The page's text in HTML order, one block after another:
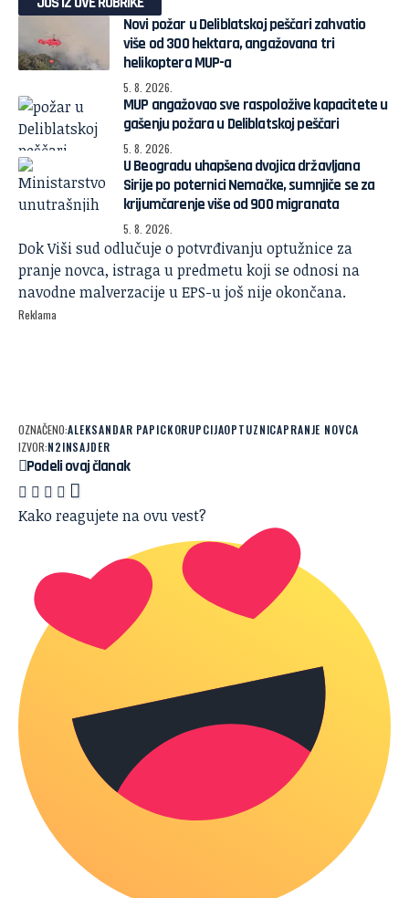
Novi požar u Deliblatskoj peščari zahvatio
više od 300 hektara, angažovana tri
helikoptera MUP-a
5. 8. 2026.
MUP angažovao sve raspoložive kapacitete u
gašenju požara u Deliblatskoj peščari
5. 8. 2026.
U Beogradu uhapšena dvojica državljana
Sirije po poternici Nemačke, sumnjiče se za
krijumčarenje više od 900 migranata
5. 8. 2026.
Dok Viši sud odlučuje o potvrđivanju optužnice za
pranje novca, istraga u predmetu koji se odnosi na
navodne malverzacije uEPS-u još nije okončana.
Reklama
OZNAČENO:ALEKSANDAR PAPICKORUPCIJAOPTUZNICAPRANJE NOVCA
IZVOR:N2INSAJDER
Podeli ovaj članak
Kako reagujete na ovu vest?